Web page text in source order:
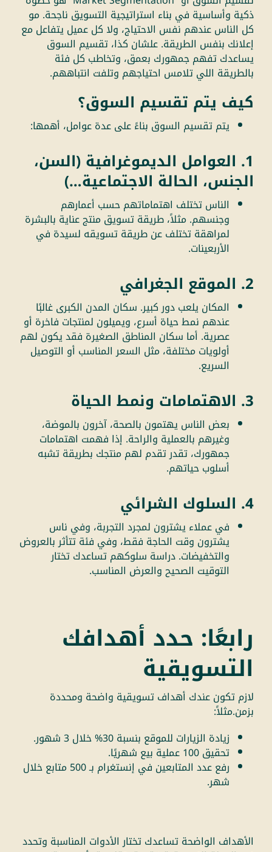
ذكية وأساسية في بناء استراتيجية التسويق ناجحة. مو
كل الناس عندهم نفس الاحتياج، ولا كل عميل يتفاعل مع
إعلانك بنفس الطريقة. علشان كذا، تقسيم السوق
يساعدك تفهم جمهورك بعمق، وتخاطب كل فئة
بالطريقة اللي تلامس احتياجهم وتلفت انتباههم.
كيف يتم تقسيم السوق؟
يتم تقسيم السوق بناءً على عدة عوامل، أهمها:
1. العوامل الديموغرافية (السن،
الجنس، الحالة الاجتماعية…)
الناس تختلف اهتماماتهم حسب أعمارهم
وجنسهم. مثلاً، طريقة تسويق منتج عناية بالبشرة
لمراهقة تختلف عن طريقة تسويقه لسيدة في
الأربعينات.
2. الموقع الجغرافي
المكان يلعب دور كبير. سكان المدن الكبرى غالبًا
عندهم نمط حياة أسرع، ويميلون لمنتجات فاخرة أو
عصرية. أما سكان المناطق الصغيرة فقد يكون لهم
أولويات مختلفة، مثل السعر المناسب أو التوصيل
السريع.
3. الاهتمامات ونمط الحياة
بعض الناس يهتمون بالصحة، آخرون بالموضة،
وغيرهم بالعملية والراحة. إذا فهمت اهتمامات
جمهورك، تقدر تقدم لهم منتجك بطريقة تشبه
أسلوب حياتهم.
4. السلوك الشرائي
في عملاء يشترون لمجرد التجربة، وفي ناس
يشترون وقت الحاجة فقط، وفي فئة تتأثر بالعروض
والتخفيضات. دراسة سلوكهم تساعدك تختار
التوقيت الصحيح والعرض المناسب.
رابعًا: حدد أهدافك
التسويقية
لازم تكون عندك أهداف تسويقية واضحة ومحددة
بزمن.مثلاً:
زيادة الزيارات للموقع بنسبة 30% خلال 3 شهور.
تحقيق 100 عملية بيع شهريًا.
رفع عدد المتابعين في إنستغرام بـ 500 متابع خلال
شهر.
الأهداف الواضحة تساعدك تختار الأدوات المناسبة وتحدد